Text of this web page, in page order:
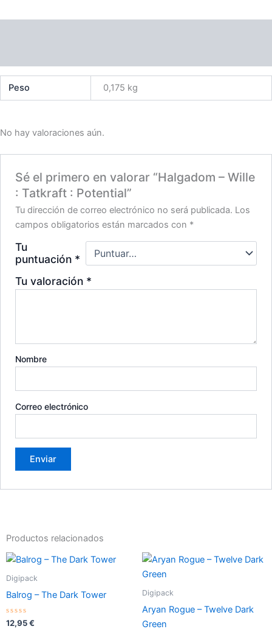
Peso 0,175 kg
No hay valoraciones aún.
Sé el primero en valorar “Halgadom – Wille
: Tatkraft : Potential”
Tu dirección de correo electrónico no será publicada. Los
campos obligatorios están marcados con *
Tu
puntuación *
Tu valoración *
Nombre
Correo electrónico
Productos relacionados
Digipack
Balrog – The Dark Tower
Valorado
12,95€
Digipack
Aryan Rogue – Twelve Dark
Green